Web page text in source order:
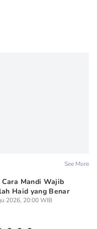
See More
Cara Mandi Wajib
Haid yang Benar
2026, 20:00 WIB